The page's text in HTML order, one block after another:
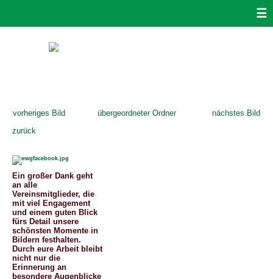
☰
Ein großer Dank geht
an alle
Vereinsmitglieder, die
mit viel Engagement
und einem guten Blick
fürs Detail unsere
schönsten Momente in
Bildern festhalten.
Durch eure Arbeit bleibt
nicht nur die
Erinnerung an
besondere Augenblicke
vorheriges Bild übergeordneter Ordner
nächstes Bild
zurück